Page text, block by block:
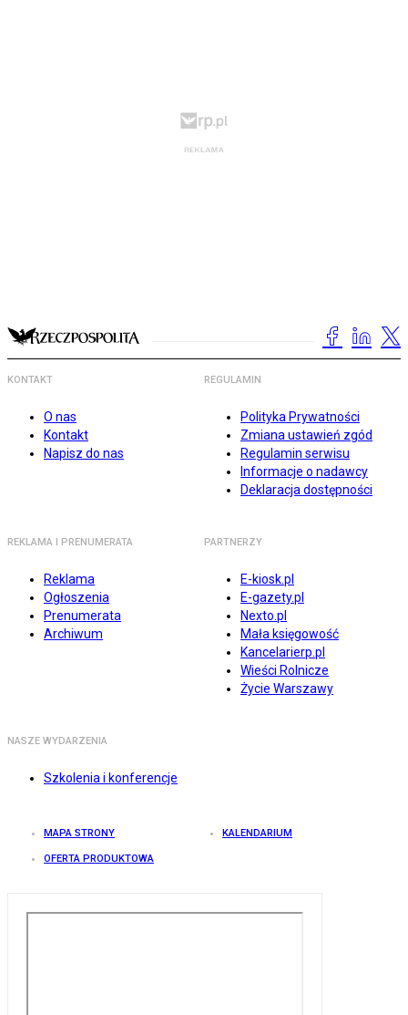
KONTAKT
O nas
Kontakt
Napisz do nas
REGULAMIN
Polityka Prywatności
Zmiana ustawień zgód
Regulamin serwisu
Informacje o nadawcy
Deklaracja dostępności
REKLAMA I PRENUMERATA
Reklama
Ogłoszenia
Prenumerata
Archiwum
PARTNERZY
E-kiosk.pl
E-gazety.pl
Nexto.pl
Mała księgowość
Kancelarierp.pl
Wieści Rolnicze
Życie Warszawy
NASZE WYDARZENIA
Szkolenia i konferencje
MAPA STRONY KALENDARIUM
OFERTA PRODUKTOWA